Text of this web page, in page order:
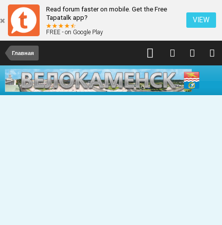
Read forum faster on mobile. Get the Free
Tapatalk app?
FREE - on Google Play
VIEW
Главная